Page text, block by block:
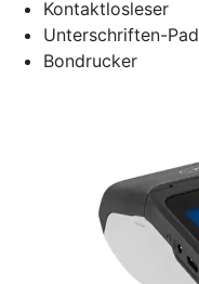
Kontaktlosleser
Unterschriften-Pad
Bondrucker